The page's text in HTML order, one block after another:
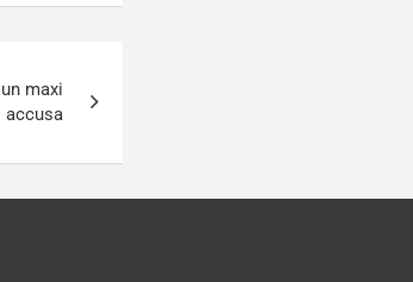
maxi
accusa